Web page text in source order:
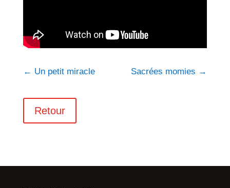
← Un petit miracle Sacrées momies →
Retour